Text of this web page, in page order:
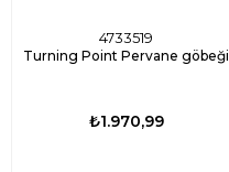
4733519
Turning Point Pervane göbeği
₺1.970,99